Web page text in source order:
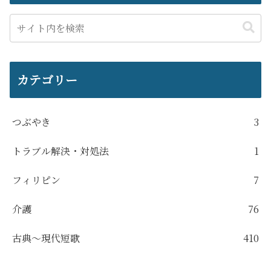
カテゴリー
つぶやき 3
トラブル解決・対処法 1
フィリピン 7
介護 76
古典～現代短歌 410